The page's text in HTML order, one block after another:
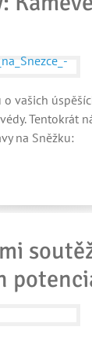
vašich
Tentokrát
na Sněžku: